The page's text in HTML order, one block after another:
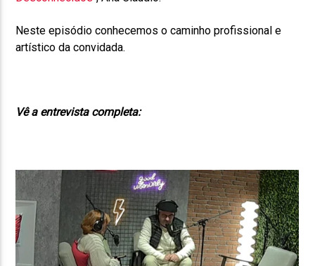
Neste episódio conhecemos o caminho profissional e
artístico da convidada.
Vê a entrevista completa: